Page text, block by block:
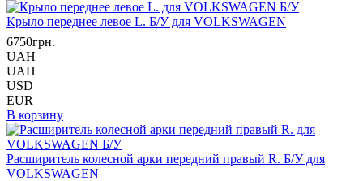
Крыло переднее левое L. Б/У для VOLKSWAGEN
6750грн.
UAH
UAH
USD
EUR
В корзину
Расширитель колесной арки передний правый R. Б/У для
VOLKSWAGEN